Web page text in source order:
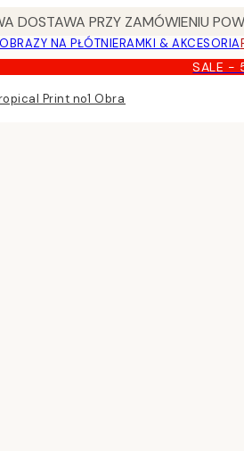
DOSTAWA PRZY ZAMÓWIENIU
OBRAZY NA PŁÓTNIERAMKI & AKCESORIA
SALE -
Print no1 Obraz na płótnie